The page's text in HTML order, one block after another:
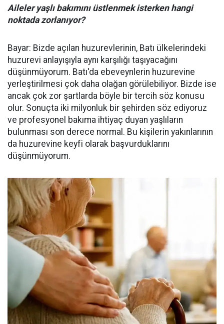
Aileler yaşlı bakımını üstlenmek isterken hangi
noktada zorlanıyor?
Bayar: Bizde açılan huzurevlerinin, Batı ülkelerindeki
huzurevi anlayışıyla aynı karşılığı taşıyacağını
düşünmüyorum. Batı'da ebeveynlerin huzurevine
yerleştirilmesi çok daha olağan görülebiliyor. Bizde ise
ancak çok zor şartlarda böyle bir tercih söz konusu
olur. Sonuçta iki milyonluk bir şehirden söz ediyoruz
ve profesyonel bakıma ihtiyaç duyan yaşlıların
bulunması son derece normal. Bu kişilerin yakınlarının
da huzurevine keyfi olarak başvurduklarını
düşünmüyorum.